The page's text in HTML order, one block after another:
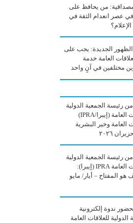
من يحافظ على
عصر انعدام الثقة في
الجديدة: يجب على
العامة خدمة
مختلفين في آنٍ واحد
رئيسة الجمعية الدولية
للعلاقات العامة (إيبرا/IPRA)
العامة وخير البشرية
٢٠٢٦
رئيسة الجمعية الدولية
للعلاقات العامة IPRA (إيبرا):
هو المفتاح – أيار/ مايو
ندوة إلكترونية
الدولية للعلاقات العامة